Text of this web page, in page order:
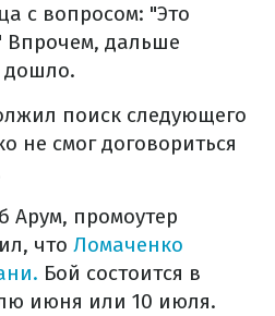
с вопросом: "Это
дальше
дошло.
поиск следующего
не смог договориться
Арум, промоутер
что Ломаченко
Бой состоится в
июня или 10 июля.